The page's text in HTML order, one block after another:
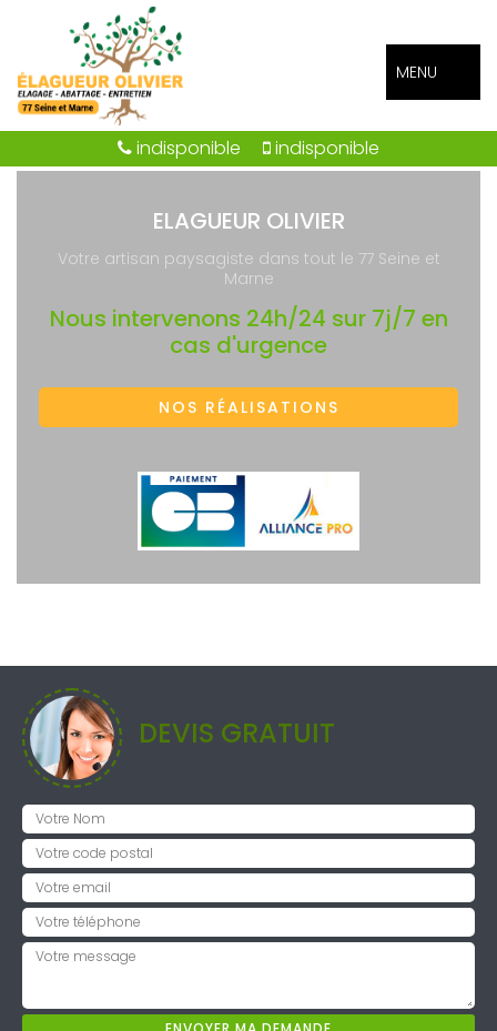
MENU
indisponible indisponible
ELAGUEUR OLIVIER
Votre artisan paysagiste dans tout le 77 Seine et
Marne
Nous intervenons 24h/24 sur 7j/7 en
cas d'urgence
NOS RÉALISATIONS
DEVIS GRATUIT